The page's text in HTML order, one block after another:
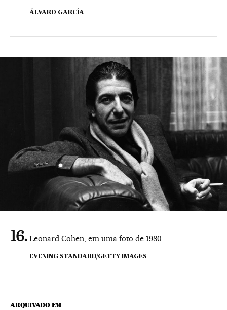
ÁLVARO GARCÍA
Leonard Cohen, em uma foto de 1980.
EVENING STANDARD/GETTY IMAGES
ARQUIVADO EM